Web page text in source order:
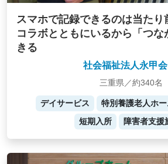
スマホで記録できるのは当たり
コラボとともにいるから「つな
きる
社会福祉法人永甲
三重県／約340名
デイサービス 特別養護老人ホー
短期入所
障害者支援